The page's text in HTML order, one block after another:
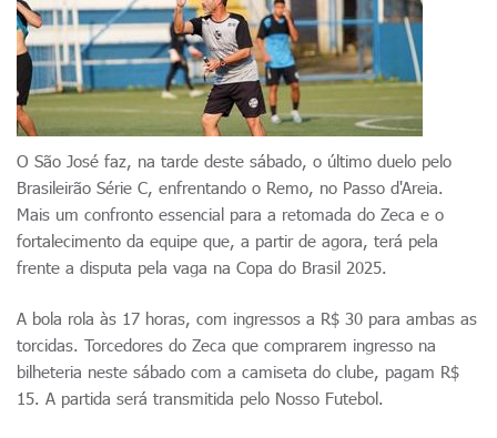
O São José faz, na tarde deste sábado, o último duelo pelo
Brasileirão Série C, enfrentando o Remo, no Passo d'Areia.
Mais um confronto essencial para a retomada do Zeca e o
fortalecimento da equipe que, a partir de agora, terá pela
frente a disputa pela vaga na Copa do Brasil 2025.
A bola rola às 17 horas, com ingressos a R$ 30 para ambas as
torcidas. Torcedores do Zeca que comprarem ingresso na
bilheteria neste sábado com a camiseta do clube, pagam R$
15. A partida será transmitida pelo Nosso Futebol.